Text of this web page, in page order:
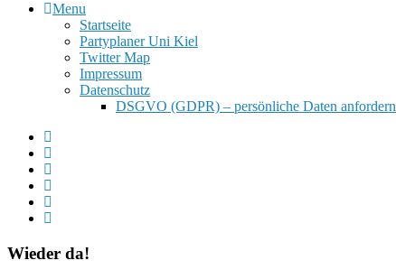
Menu
Startseite
Partyplaner Uni Kiel
Twitter Map
Impressum
Datenschutz
DSGVO (GDPR) – persönliche Daten anfordern
Wieder da!